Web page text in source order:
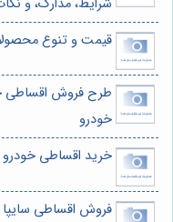
قیمت و تنوع
طرح فروش اقساطی
خودرو
خرید اقساطی خودرو
فروش اقساطی سایپا